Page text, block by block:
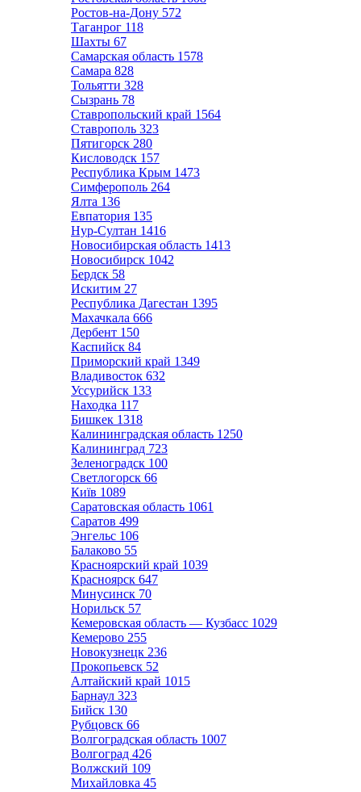
Ростов-на-Дону 572
Таганрог 118
Шахты 67
Самарская область 1578
Самара 828
Тольятти 328
Сызрань 78
Ставропольский край 1564
Ставрополь 323
Пятигорск 280
Кисловодск 157
Республика Крым 1473
Симферополь 264
Ялта 136
Евпатория 135
Нур-Султан 1416
Новосибирская область 1413
Новосибирск 1042
Бердск 58
Искитим 27
Республика Дагестан 1395
Махачкала 666
Дербент 150
Каспийск 84
Приморский край 1349
Владивосток 632
Уссурийск 133
Находка 117
Бишкек 1318
Калининградская область 1250
Калининград 723
Зеленоградск 100
Светлогорск 66
Київ 1089
Саратовская область 1061
Саратов 499
Энгельс 106
Балаково 55
Красноярский край 1039
Красноярск 647
Минусинск 70
Норильск 57
Кемеровская область — Кузбасс 1029
Кемерово 255
Новокузнецк 236
Прокопьевск 52
Алтайский край 1015
Барнаул 323
Бийск 130
Рубцовск 66
Волгоградская область 1007
Волгоград 426
Волжский 109
Михайловка 45